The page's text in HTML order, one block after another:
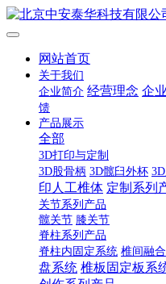
网站首页
关于我们
企业简介 经营理念 企
馈
产品展示
全部
3D打印与定制
3D股骨柄 3D髋臼外杯
印人工椎体 定制系列
关节系列产品
髋关节 膝关节
脊柱系列产品
脊柱内固定系统 椎间融
盘系统 椎板固定板系